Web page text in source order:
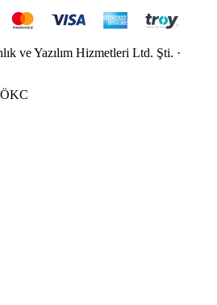
ve Yazılım Hizmetleri Ltd. Şti. ·